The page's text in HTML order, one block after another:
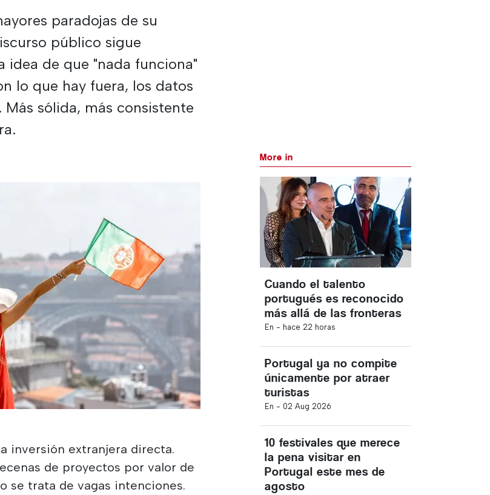
paradojas de su
público sigue
de que "nada funciona"
lo que hay fuera, los datos
sólida, más consistente
inversión extranjera directa.
de proyectos por valor de
se trata de vagas intenciones.
More in
Cuando el talento
portugués es reconocido
más allá de las fronteras
En - hace 22 horas
Portugal ya no compite
únicamente por atraer
turistas
En - 02 Aug 2026
10 festivales que merece
la pena visitar en
Portugal este mes de
agosto